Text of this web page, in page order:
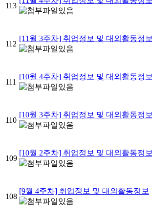
113
112
[11월 3주차] 취업정보 및 대외활동정보
111
[10월 4주차] 취업정보 및 대외활동정보
110
[10월 3주차] 취업정보 및 대외활동정보
109
[10월 2주차] 취업정보 및 대외활동정보
108
[9월 4주차] 취업정보 및 대외활동정보